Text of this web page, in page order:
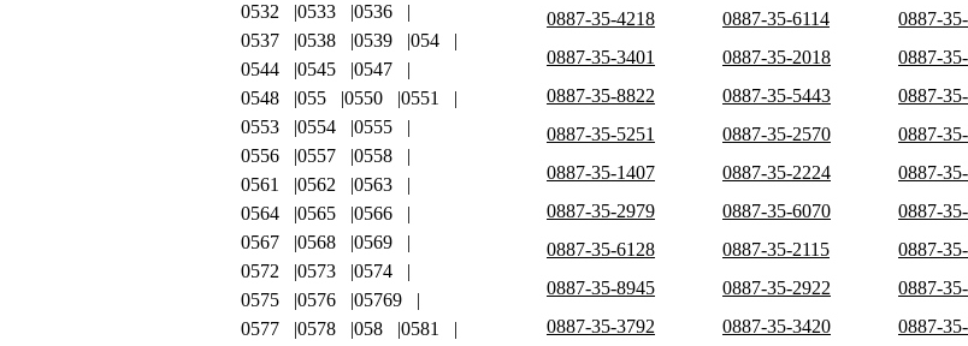
0887-35-4218
0887-35-6114 0887-
0887-35-3401
0887-35-2018 0887-
0887-35-8822
0887-35-5443 0887-
0887-35-5251
0887-35-2570 0887-
0887-35-1407
0887-35-2224 0887-
0887-35-2979
0887-35-6070 0887-
0887-35-6128
0887-35-2115 0887-
0887-35-8945
0887-35-2922 0887-
0887-35-3792
0887-35-3420 0887-
0532
0533
0536
0537
0538 0539
054
0544
0545
0547
0548
055 0550
0551
0553
0554
0555
0556
0557
0558
0561
0562
0563
0564
0565
0566
0567
0568
0569
0572
0573
0574
0575
0576
05769
0577
0578 058
0581